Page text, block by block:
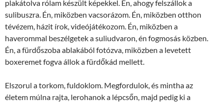
plakátolva rólam készült képekkel. Én, ahogy felszállok a
sulibuszra. Én, miközben vacsorázom. Én, miközben otthon
tévézem, házit írok, videójátékozom. Én, miközben a
haverommal beszélgetek a suliudvaron, én fogmosás közben.
Én, a fürdőszoba ablakából fotózva, miközben a levetett
boxeremet fogva állok a fürdőkád mellett.
Elszorul a torkom, fuldoklom. Megfordulok, és mintha az
életem múlna rajta, lerohanok a lépcsőn, majd pedig ki a